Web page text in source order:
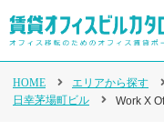
HOME エリアから探す
日幸茅場町ビル
Work X